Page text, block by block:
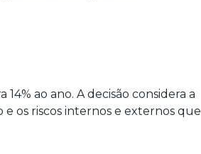
ao ano. A decisão considera a
os riscos internos e externos que